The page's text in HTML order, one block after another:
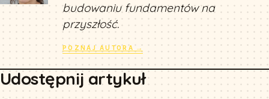
budowaniu fundamentów na
przyszłość.
POZNAJ AUTORA →
Udostępnij artykuł